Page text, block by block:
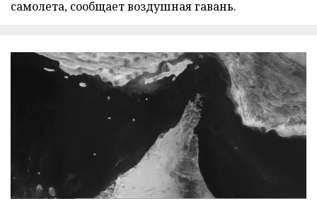
самолета, сообщает воздушная гавань.